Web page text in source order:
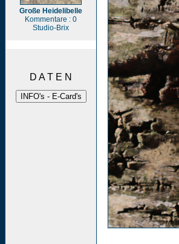
Große Heidelibelle
Kommentare : 0
Studio-Brix
D A T E N